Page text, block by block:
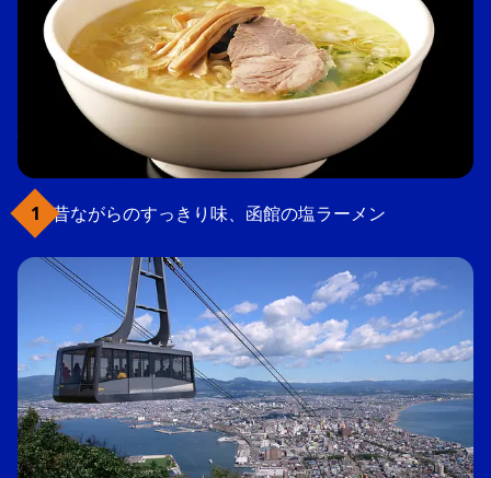
昔ながらのすっきり味、函館の塩ラーメン